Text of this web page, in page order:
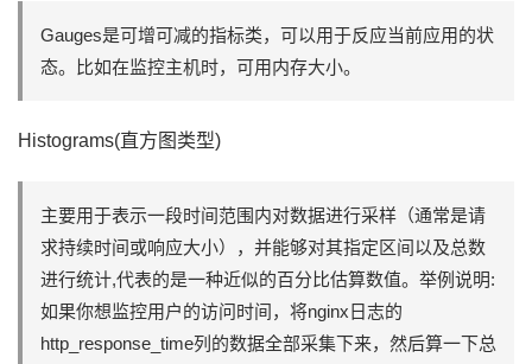
Gauges是可增可减的指标类，可以用于反应当前应用的状
态。比如在监控主机时，可用内存大小。
Histograms(直方图类型)
主要用于表示一段时间范围内对数据进行采样（通常是请
求持续时间或响应大小），并能够对其指定区间以及总数
进行统计,代表的是⼀种近似的百分⽐估算数值。举例说明:
如果你想监控用户的访问时间，将nginx日志的
http_response_time列的数据全部采集下来，然后算一下总